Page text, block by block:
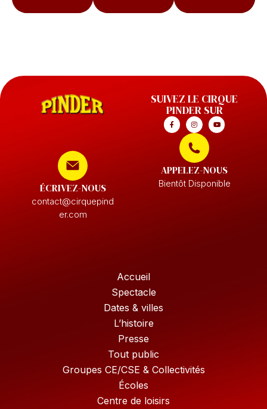
SUIVEZ LE CIRQUE
PINDER SUR
ÉCRIVEZ-NOUS
contact@cirquepind
er.com
APPELEZ-NOUS
Bientôt Disponible
Accueil
Spectacle
Dates & villes
L’histoire
Presse
Tout public
Groupes CE/CSE & Collectivités
Écoles
Centre de loisirs